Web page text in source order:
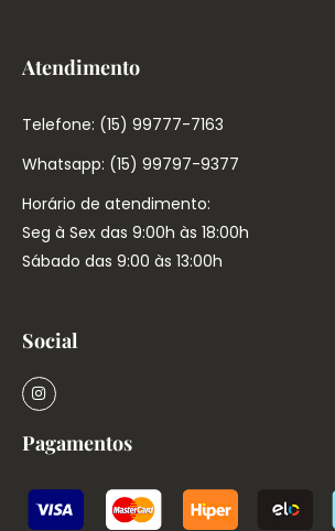
Atendimento
Telefone: (15) 99777-7163
Whatsapp: (15) 99797-9377
Horário de atendimento:
Seg à Sex das 9:00h às 18:00h
Sábado das 9:00 às 13:00h
Social
Pagamentos